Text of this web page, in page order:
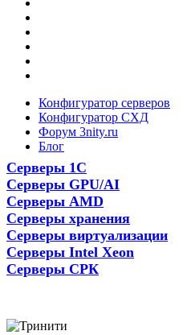
Конфигуратор серверов
Конфигуратор СХД
Форум 3nity.ru
Блог
Серверы 1С
Серверы GPU/AI
Серверы AMD
Серверы хранения
Серверы виртуализации
Серверы Intel Xeon
Серверы СРК